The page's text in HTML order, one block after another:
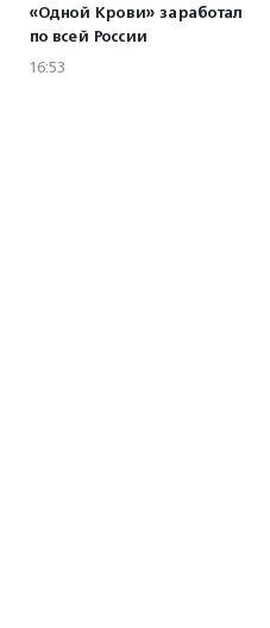
«Одной Крови» заработал
по всей России
16:53